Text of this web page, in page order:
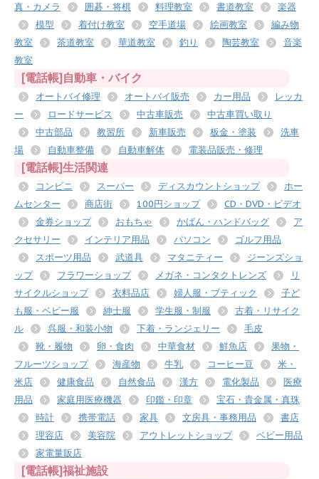
真・カメラ
囲碁・将棋 料理教室 書道教室
楽器
模型
着付け教室 空手道場 絵画教室
編み物
教室
茶道教室 華道教室 釣り 陶芸教室
音楽
教室
[電話帳]自動車・バイク
オートバイ修理 オートバイ販売 カー用品
レッカ
ー
ロードサービス 中古車販売
中古車買い取り
中古部品
教習所 新車販売 板金・塗装
洗車
場
自動車整備 自動車解体 電装品販売・修理
[電話帳]生活関連
コンビニ スーパー ディスカウントショップ
ホー
ムセンター
商店街 100円ショップ
CD・DVD・ビデオ
金券ショップ
おもちゃ かばん・ハンドバッグ
ア
クセサリー
インテリア用品 パソコン
ゴルフ用品
スポーツ用品
武道具 マタニティー
ジーンズショ
ップ
フラワーショップ メガネ・コンタクトレンズ
リ
サイクルショップ
衣料品店 婦人服・ブティック
子ど
も服・ベビー服
紳士服 学生服・制服
古着・リサイク
ル
呉服・和装小物 下着・ランジェリー
毛皮
靴・履物
卵・食肉 中華食材 鮮魚店
果物・
フルーツショップ
海産物 牛乳 コーヒー豆
米・
米店
健康食品 自然食品 漢方 電化製品
医療
用品
家庭用医療機器 印鑑・印章
宝石・貴金属・真珠
時計
携帯電話 家具 文房具・事務用品
書店
理容店
美容院 アウトレットショップ
ベビー用品
家電量販店
[電話帳]福祉施設